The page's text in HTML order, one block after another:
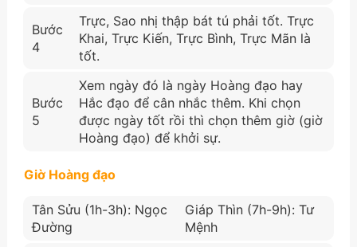
Bước
4
Trực, Sao nhị thập bát tú phải tốt. Trực
Khai, Trực Kiến, Trực Bình, Trực Mãn là
tốt.
Bước
5
Xem ngày đó là ngày Hoàng đạo hay
Hắc đạo để cân nhắc thêm. Khi chọn
được ngày tốt rồi thì chọn thêm giờ (giờ
Hoàng đạo) để khởi sự.
Giờ Hoàng đạo
Tân Sửu (1h-3h): Ngọc
Đường
Giáp Thìn (7h-9h): Tư
Mệnh